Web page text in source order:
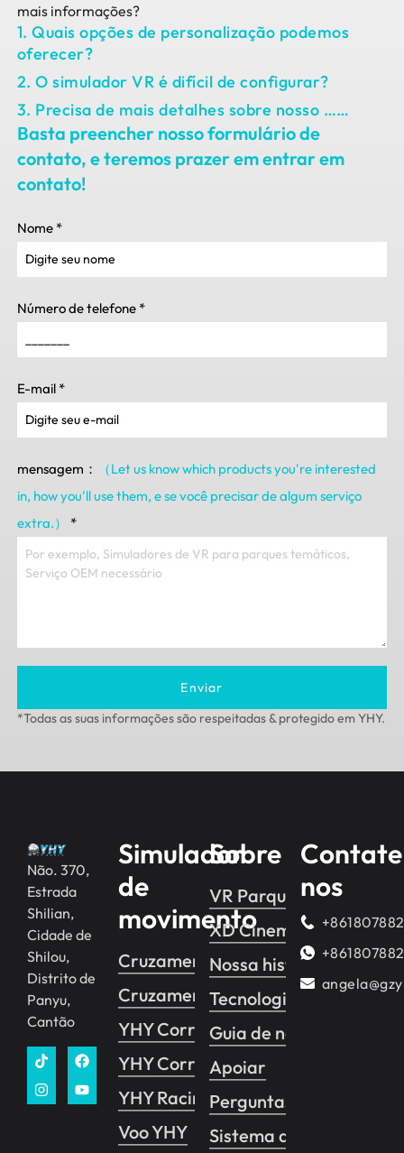
mais informações?
1. Quais opções de personalização podemos
oferecer?
2. O simulador VR é difícil de configurar?
3. Precisa de mais detalhes sobre nosso ……
Basta preencher nosso formulário de
contato, e teremos prazer em entrar em
contato!
Nome *
Número de telefone *
E-mail *
mensagem：
（Let us know which products you're interested
in, how you'll use them, e se você precisar de algum serviço
extra.）
*
Enviar
*Todas as suas informações são respeitadas & protegido em YHY.
Não. 370,
Estrada
Shilian,
Cidade de
Shilou,
Distrito de
Panyu,
Cantão
Simulador
de
movimento
Cruzamento YHY 2
Cruzamento YHY 1
YHY Corrida
YHY Corrida VR
YHY Racing Pro
Voo YHY
Sobre
VR Parque temático
XD Cinema VR
Nossa história
Tecnologia
Guia de negócios
Apoiar
Perguntas frequentes
Sistema de controle de
nos